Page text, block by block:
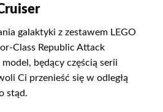
galaktyki z zestawem LEGO
Class Republic Attack
będący częścią serii
Ci przenieść się w odległą
stąd.